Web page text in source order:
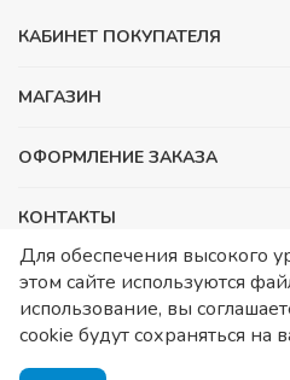
КАБИНЕТ ПОКУПАТЕЛЯ
МАГАЗИН
ОФОРМЛЕНИЕ ЗАКАЗА
КОНТАКТЫ
ООО «Детский сад», ОГРН
ИНН 7728252648 КПП 772601001
ул. Подольских курсантов, д 3. стр
о товарах носит справочный
офертой, определяемой Статьей
Для обеспечения высокого
этом сайте используются
использование, вы
cookie будут сохраняться